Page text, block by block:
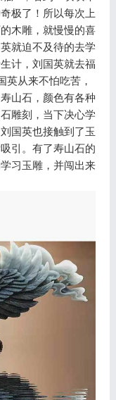
极了！所以每次上
木雕，就慢慢的喜
就迫不及待的去学
计，刘国英就去福
英从来不怕吃苦，
山石，颜色有各种
雕刻，当下决心学
国英也接触到了玉
引。有了寿山石的
习玉雕，并闯出来